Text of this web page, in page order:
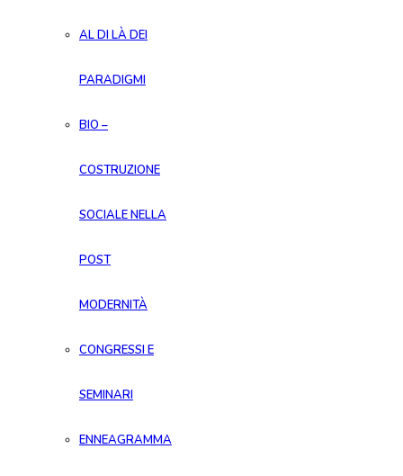
AL DI LÀ DEI
PARADIGMI
BIO –
COSTRUZIONE
SOCIALE NELLA
POST
MODERNITÀ
CONGRESSI E
SEMINARI
ENNEAGRAMMA